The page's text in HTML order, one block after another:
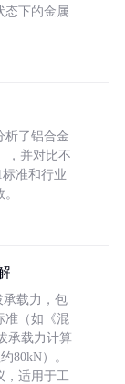
态下的金属
析了铝合金
，并对比不
标准和行业
承载力，包
准（如《混
承载力计算
80kN）。
，适用于工